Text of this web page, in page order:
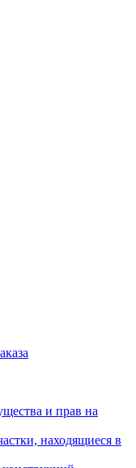
и прав на
находящиеся в